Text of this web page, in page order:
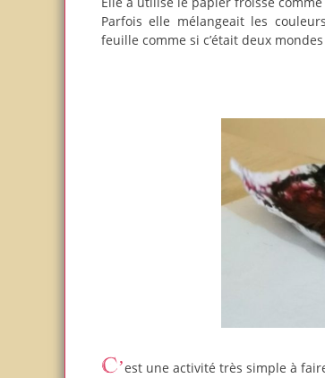
Parfois elle mélangeait les
feuille comme si c’était deux
C’est une activité très simple à